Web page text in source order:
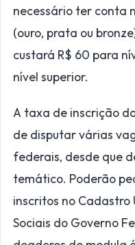
necessário ter conta
(ouro, prata ou
custará R$ 60 para
nível superior.
A taxa de inscrição
de disputar várias
federais, desde que
temático. Poderão
inscritos no Cadastro
Sociais do Governo